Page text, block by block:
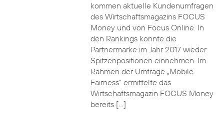
kommen aktuelle Kundenumfragen
des Wirtschaftsmagazins FOCUS
Money und von Focus Online. In
den Rankings konnte die
Partnermarke im Jahr 2017 wieder
Spitzenpositionen einnehmen. Im
Rahmen der Umfrage „Mobile
Fairness“ ermittelte das
Wirtschaftsmagazin FOCUS Money
bereits […]